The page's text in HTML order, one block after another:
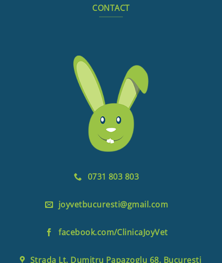
CONTACT
0731 803 803
joyvetbucuresti@gmail.com
facebook.com/ClinicaJoyVet
Strada Lt. Dumitru Papazoglu 68, București